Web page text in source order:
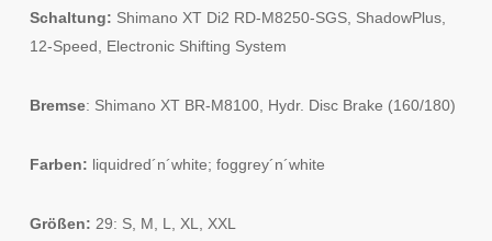
Schaltung: Shimano XT Di2 RD-M8250-SGS, ShadowPlus,
12-Speed, Electronic Shifting System
Bremse: Shimano XT BR-M8100, Hydr. Disc Brake (160/180)
Farben: liquidred´n´white; foggrey´n´white
Größen: 29: S, M, L, XL, XXL